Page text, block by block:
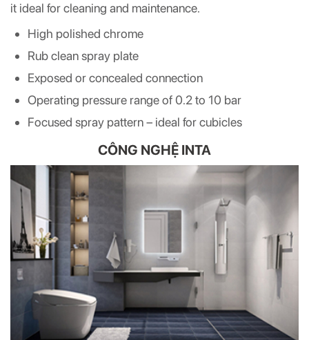
it ideal for cleaning and maintenance.
High polished chrome
Rub clean spray plate
Exposed or concealed connection
Operating pressure range of 0.2 to 10 bar
Focused spray pattern – ideal for cubicles
CÔNG NGHỆ INTA